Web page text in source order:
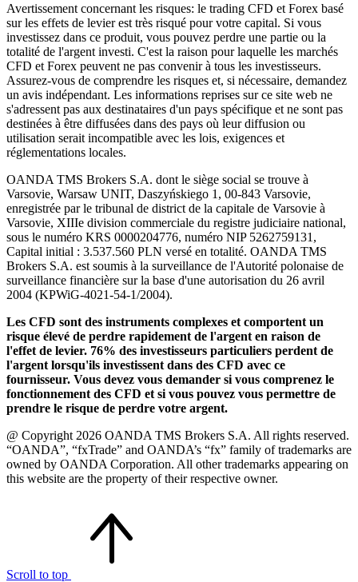
Avertissement concernant les risques: le trading CFD et Forex basé
sur les effets de levier est très risqué pour votre capital. Si vous
investissez dans ce produit, vous pouvez perdre une partie ou la
totalité de l'argent investi. C'est la raison pour laquelle les marchés
CFD et Forex peuvent ne pas convenir à tous les investisseurs.
Assurez-vous de comprendre les risques et, si nécessaire, demandez
un avis indépendant. Les informations reprises sur ce site web ne
s'adressent pas aux destinataires d'un pays spécifique et ne sont pas
destinées à être diffusées dans des pays où leur diffusion ou
utilisation serait incompatible avec les lois, exigences et
réglementations locales.
OANDA TMS Brokers S.A. dont le siège social se trouve à
Varsovie, Warsaw UNIT, Daszyńskiego 1, 00-843 Varsovie,
enregistrée par le tribunal de district de la capitale de Varsovie à
Varsovie, XIIIe division commerciale du registre judiciaire national,
sous le numéro KRS 0000204776, numéro NIP 5262759131,
Capital initial : 3.537.560 PLN versé en totalité. OANDA TMS
Brokers S.A. est soumis à la surveillance de l'Autorité polonaise de
surveillance financière sur la base d'une autorisation du 26 avril
2004 (KPWiG-4021-54-1/2004).
Les CFD sont des instruments complexes et comportent un
risque élevé de perdre rapidement de l'argent en raison de
l'effet de levier. 76% des investisseurs particuliers perdent de
l'argent lorsqu'ils investissent dans des CFD avec ce
fournisseur. Vous devez vous demander si vous comprenez le
fonctionnement des CFD et si vous pouvez vous permettre de
prendre le risque de perdre votre argent.
@ Copyright 2026 OANDA TMS Brokers S.A. All rights reserved.
“OANDA”, “fxTrade” and OANDA’s “fx” family of trademarks are
owned by OANDA Corporation. All other trademarks appearing on
this website are the property of their respective owner.
Scroll to top